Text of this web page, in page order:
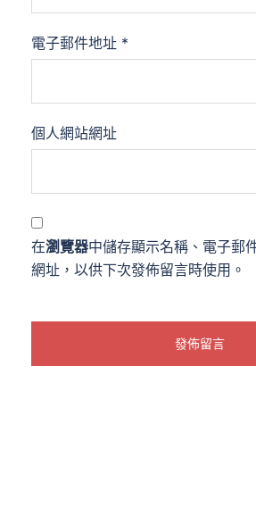
電子郵件地址 *
個人網站網址
在瀏覽器中儲存顯示名稱、電子郵
網址，以供下次發佈留言時使用。